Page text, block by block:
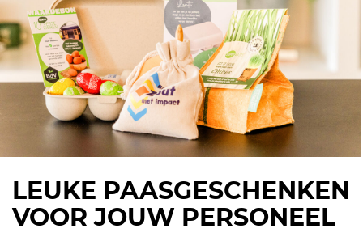
LEUKE PAASGESCHENKEN
VOOR JOUW PERSONEEL